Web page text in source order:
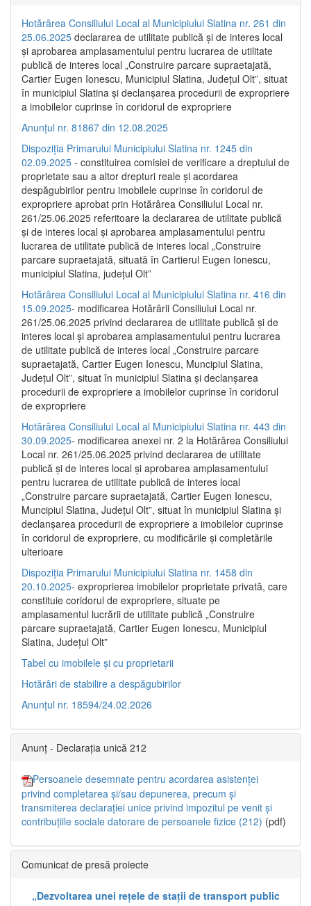
Hotărârea Consiliului Local al Municipiului Slatina nr. 261 din
25.06.2025 declararea de utilitate publică și de interes local
și aprobarea amplasamentului pentru lucrarea de utilitate
publică de interes local „Construire parcare supraetajată,
Cartier Eugen Ionescu, Municipiul Slatina, Județul Olt”, situat
în municipiul Slatina și declanșarea procedurii de expropriere
a imobilelor cuprinse în coridorul de expropriere
Anunțul nr. 81867 din 12.08.2025
Dispoziția Primarului Municipiului Slatina nr. 1245 din
02.09.2025 - constituirea comisiei de verificare a dreptului de
proprietate sau a altor drepturi reale și acordarea
despăgubirilor pentru imobilele cuprinse în coridorul de
expropriere aprobat prin Hotărârea Consiliului Local nr.
261/25.06.2025 referitoare la declararea de utilitate publică
și de interes local și aprobarea amplasamentului pentru
lucrarea de utilitate publică de interes local „Construire
parcare supraetajată, situată în Cartierul Eugen Ionescu,
municipiul Slatina, județul Olt”
Hotărârea Consiliului Local al Municipiului Slatina nr. 416 din
15.09.2025- modificarea Hotărârii Consiliului Local nr.
261/25.06.2025 privind declararea de utilitate publică și de
interes local și aprobarea amplasamentului pentru lucrarea
de utilitate publică de interes local „Construire parcare
supraetajată, Cartier Eugen Ionescu, Muncipiul Slatina,
Județul Olt”, situat în municipiul Slatina și declanșarea
procedurii de expropriere a imobilelor cuprinse în coridorul
de expropriere
Hotărârea Consiliului Local al Municipiului Slatina nr. 443 din
30.09.2025- modificarea anexei nr. 2 la Hotărârea Consiliului
Local nr. 261/25.06.2025 privind declararea de utilitate
publică şi de interes local şi aprobarea amplasamentului
pentru lucrarea de utilitate publică de interes local
„Construire parcare supraetajată, Cartier Eugen Ionescu,
Muncipiul Slatina, Judeţul Olt”, situat în municipiul Slatina şi
declanşarea procedurii de expropriere a imobilelor cuprinse
în coridorul de expropriere, cu modificările şi completările
ulterioare
Dispoziția Primarului Municipiului Slatina nr. 1458 din
20.10.2025- exproprierea imobilelor proprietate privată, care
constituie coridorul de expropriere, situate pe
amplasamentul lucrării de utilitate publică „Construire
parcare supraetajată, Cartier Eugen Ionescu, Municipiul
Slatina, Județul Olt”
Tabel cu imobilele și cu proprietarii
Hotărâri de stabilire a despăgubirilor
Anunțul nr. 18594/24.02.2026
Anunț - Declarația unică 212
Persoanele desemnate pentru acordarea asistenței
privind completarea și/sau depunerea, precum și
transmiterea declarației unice privind impozitul pe venit și
contribuțiile sociale datorare de persoanele fizice (212) (pdf)
Comunicat de presă proiecte
„Dezvoltarea unei rețele de stații de transport public